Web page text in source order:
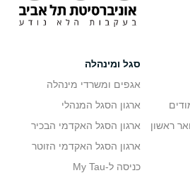
ראשון
סגל ומינהלה
אגפים ומשרדי מינהלה
ארגון הסגל המנהלי
ארגון הסגל האקדמי הבכיר
ארגון הסגל האקדמי הזוטר
כניסה ל-My Tau